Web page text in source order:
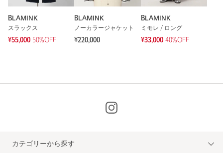
BLAMINK
スラックス
¥55,000 50%OFF
BLAMINK
ノーカラージャケット
¥220,000
BLAMINK
ミモレ / ロング
¥33,000 40%OFF
カテゴリーから探す